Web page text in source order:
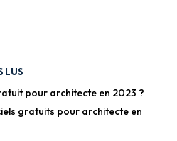
LUS
pour architecte en 2023 ?
gratuits pour architecte en